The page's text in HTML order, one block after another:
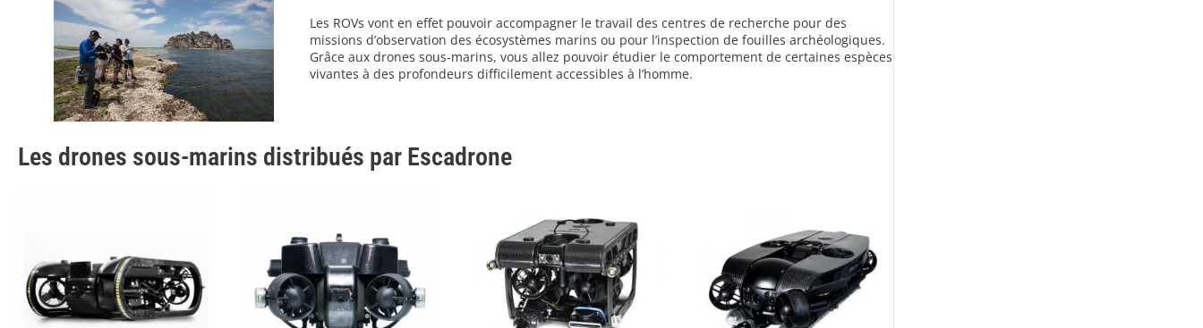
Les ROVs vont en effet pouvoir accompagner le travail des centres de recherche pour des
missions d’observation des écosystèmes marins ou pour l’inspection de fouilles archéologiques.
Grâce aux drones sous-marins, vous allez pouvoir étudier le comportement de certaines espèces
vivantes à des profondeurs difficilement accessibles à l’homme.
Les drones sous-marins distribués par Escadrone